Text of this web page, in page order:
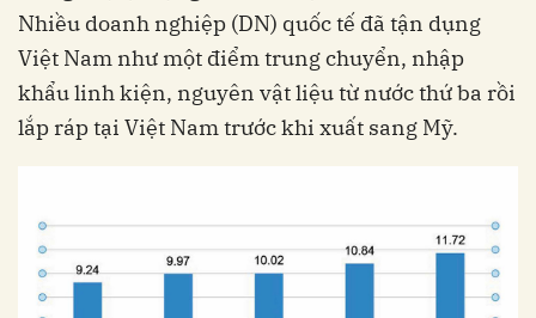
Nhiều doanh nghiệp (DN) quốc tế đã tận dụng
Việt Nam như một điểm trung chuyển, nhập
khẩu linh kiện, nguyên vật liệu từ nước thứ ba rồi
lắp ráp tại Việt Nam trước khi xuất sang Mỹ.